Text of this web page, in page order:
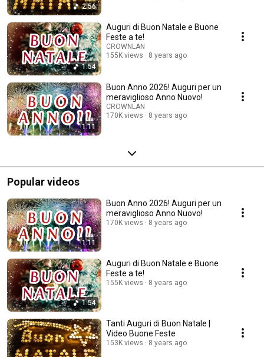
2:56
1:54
Auguri di Buon Natale e Buone
Feste a te!
CROWNLAN
155K views
8 years ago
1:11
Buon Anno 2026! Auguri per un
meraviglioso Anno Nuovo!
CROWNLAN
170K views
8 years ago
Popular videos
1:11
Buon Anno 2026! Auguri per un
meraviglioso Anno Nuovo!
170K views 8 years ago
1:54
Auguri di Buon Natale e Buone
Feste a te!
155K views 8 years ago
Tanti Auguri di Buon Natale |
Video Buone Feste
153K views 8 years ago